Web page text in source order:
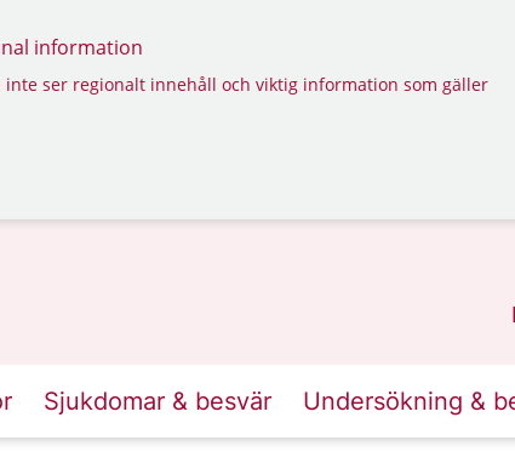
information
ser regionalt innehåll och viktig information som gäller
Sjukdomar & besvär Undersökning &